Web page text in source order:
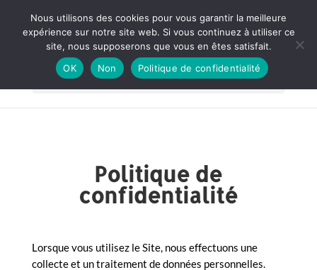
Sélectionner une page
Politique de
confidentialité
Lorsque vous utilisez le Site, nous effectuons une
collecte et un traitement de données personnelles.
Nous utilisons des cookies pour vous garantir la meilleure
expérience sur notre site web. Si vous continuez à utiliser ce
site, nous supposerons que vous en êtes satisfait.
OK
Non Politique de confidentialité